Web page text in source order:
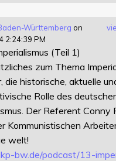
Württemberg on
2:24:39 PM
(Teil 1)
zum Thema
die historische, aktuelle
Rolle des
Der Referent Conny
Kommunistischen
welt!
bw.de/podcast/13-